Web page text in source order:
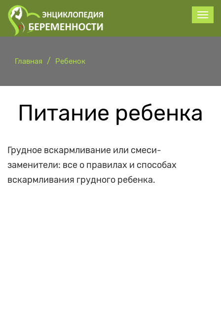
Главная Ребенок
Питание ребенка
Грудное вскармливание или смеси-
заменители: все о правилах и способах
вскармливания грудного ребенка.